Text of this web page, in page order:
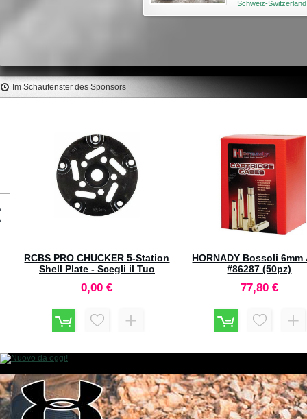
Schweiz-
Im Schaufenster des Sponsors
79,50 € 113,30 €